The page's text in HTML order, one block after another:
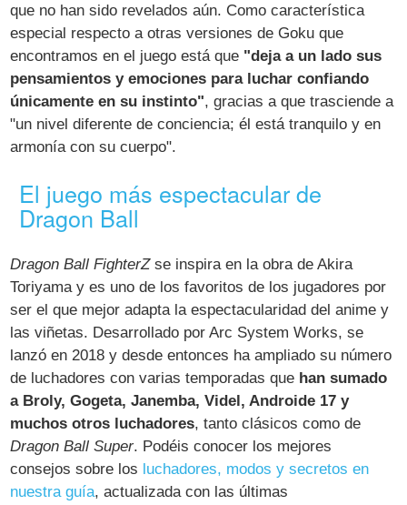
que no han sido revelados aún. Como característica
especial respecto a otras versiones de Goku que
encontramos en el juego está que "deja a un lado sus
pensamientos y emociones para luchar confiando
únicamente en su instinto", gracias a que trasciende a
"un nivel diferente de conciencia; él está tranquilo y en
armonía con su cuerpo".
El juego más espectacular de
Dragon Ball
Dragon Ball FighterZse inspira en la obra de Akira
Toriyama y es uno de los favoritos de los jugadores por
ser el que mejor adapta la espectacularidad del anime y
las viñetas. Desarrollado por Arc System Works, se
lanzó en 2018 y desde entonces ha ampliado su número
de luchadores con varias temporadas que han sumado
a Broly, Gogeta, Janemba, Videl, Androide 17 y
muchos otros luchadores, tanto clásicos como de
Dragon Ball Super. Podéis conocer los mejores
consejos sobre los luchadores, modos y secretos en
nuestra guía, actualizada con las últimas